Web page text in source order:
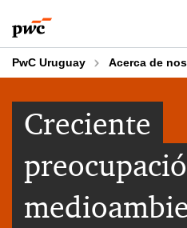
to
content
to
footer
PwC Uruguay Acerca de
Creciente